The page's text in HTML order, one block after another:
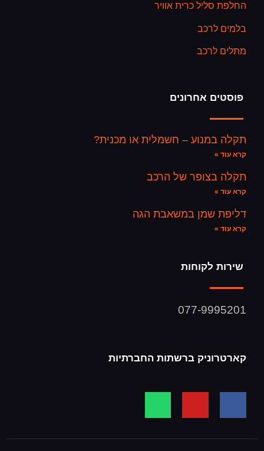
החלפת סליל כרית אוויר
בלמים לרכב
מתלים לרכב
פוסטים אחרונים
תקלה במנוע – חשמלית או מכנית?
קרא עוד »
תקלה בצופר של הרכב
קרא עוד »
דליפת שמן במשאבת הגה
קרא עוד »
שירות לקוחות
077-9995201
קארטרוניק ברשתות החברתיות